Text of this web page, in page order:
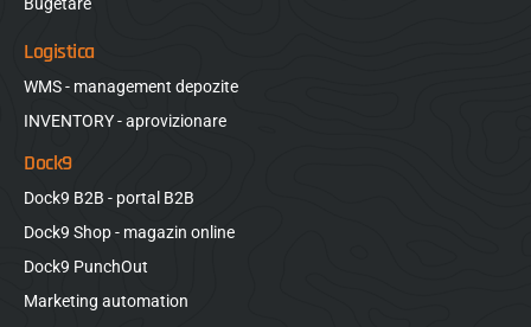
Logistica
WMS - management depozite
INVENTORY - aprovizionare
Dock9
Dock9 B2B - portal B2B
Dock9 Shop - magazin online
Dock9 PunchOut
Marketing automation